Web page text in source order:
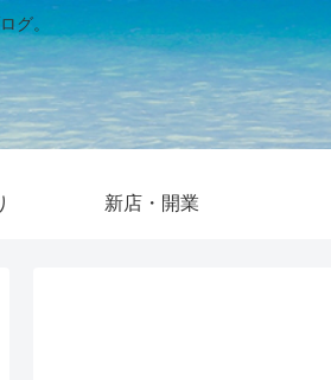
グ。
新店・開業